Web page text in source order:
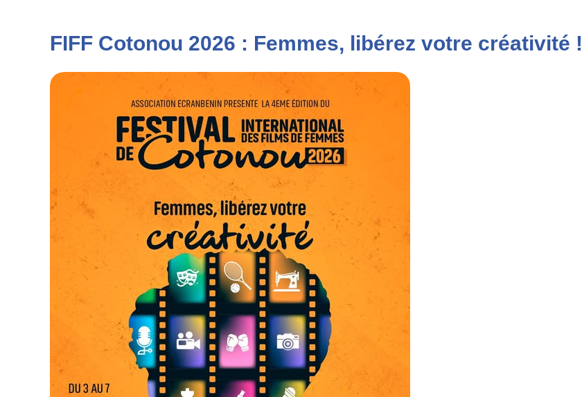
FIFF Cotonou 2026 : Femmes, libérez votre créativité !